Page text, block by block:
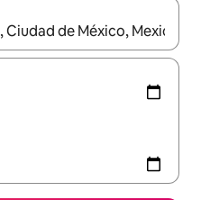
du navigera med upp- och